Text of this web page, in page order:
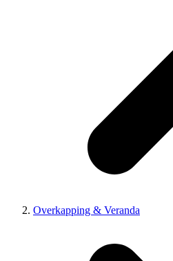
Overkapping & Veranda